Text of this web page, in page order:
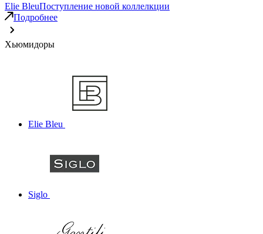
Elie BleuПоступление новой коллелкции
Подробнее
Хьюмидоры
Elie Bleu
Siglo